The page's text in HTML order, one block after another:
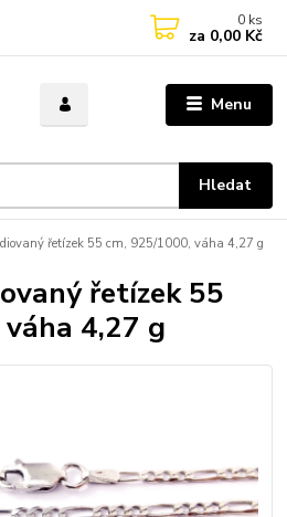
Menu
Hledat
0 ks
za 0,00 Kč
řetízek 55 cm, 925/1000, váha 4,27 g
řetízek 55
4,27 g